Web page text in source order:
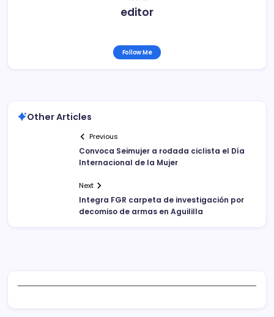
editor
Follow Me
Other Articles
Previous
Convoca Seimujer a rodada ciclista el Día
Internacional de la Mujer
Next
Integra FGR carpeta de investigación por
decomiso de armas en Aguililla